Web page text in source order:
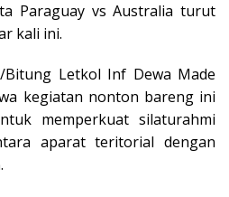
Paraguay vs Australia turut
kali ini.
Bitung Letkol Inf Dewa Made
kegiatan nonton bareng ini
memperkuat silaturahmi
aparat teritorial dengan